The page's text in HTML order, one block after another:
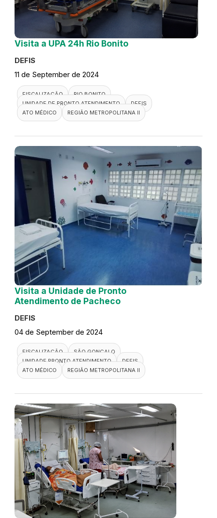
Visita a UPA 24h Rio Bonito
DEFIS
11 de September de 2024
FISCALIZAÇÃO
RIO BONITO
UNIDADE DE PRONTO ATENDIMENTO
DEFIS
ATO MÉDICO
REGIÃO METROPOLITANA II
Visita a Unidade de Pronto
Atendimento de Pacheco
DEFIS
04 de September de 2024
FISCALIZAÇÃO
SÃO GONÇALO
UNIDADE PRONTO ATENDIMENTO
DEFIS
ATO MÉDICO
REGIÃO METROPOLITANA II